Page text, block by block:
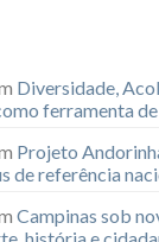
Diversidade,
ferramenta
Projeto
de referência
Campinas sob